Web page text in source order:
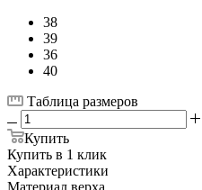
38
39
36
40
Таблица размеров
Купить
Купить в 1 клик
Характеристики
Материал верха